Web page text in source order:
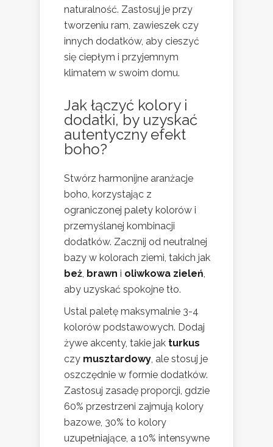
naturalność. Zastosuj je przy
tworzeniu ram, zawieszek czy
innych dodatków, aby cieszyć
się ciepłym i przyjemnym
klimatem w swoim domu.
Jak łączyć kolory i
dodatki, by uzyskać
autentyczny efekt
boho?
Stwórz harmonijne aranżacje
boho, korzystając z
ograniczonej palety kolorów i
przemyślanej kombinacji
dodatków. Zacznij od neutralnej
bazy w kolorach ziemi, takich jak
beż, brawn i oliwkowa zieleń,
aby uzyskać spokojne tło.
Ustal paletę maksymalnie 3-4
kolorów podstawowych. Dodaj
żywe akcenty, takie jak turkus
czy musztardowy, ale stosuj je
oszczędnie w formie dodatków.
Zastosuj zasadę proporcji, gdzie
60% przestrzeni zajmują kolory
bazowe, 30% to kolory
uzupełniające, a 10% intensywne